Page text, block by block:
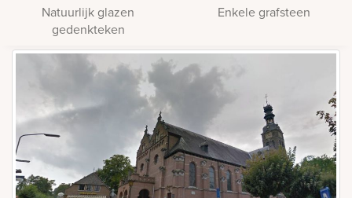
Natuurlijk glazen
gedenkteken
Enkele grafsteen